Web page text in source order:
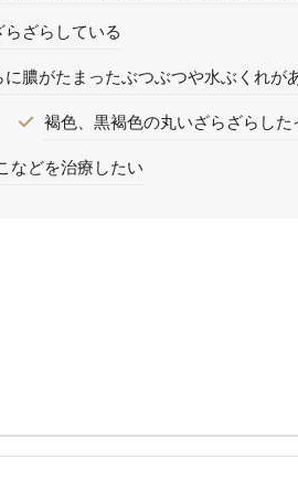
らざらしている
膿がたまったぶつぶつや水ぶくれが
褐色、黒褐色の丸いざらざらした
などを治療したい